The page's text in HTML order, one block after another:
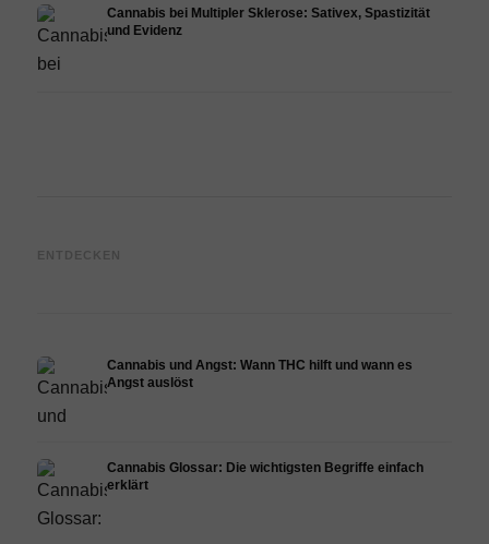
Cannabis bei Multipler Sklerose: Sativex, Spastizität
und Evidenz
ENTDECKEN
Epidiolex und der Stand der
Cannabis und Angst: Wann THC hilft und wann es
Angst auslöst
Cannabis Glossar: Die wichtigsten Begriffe einfach
erklärt